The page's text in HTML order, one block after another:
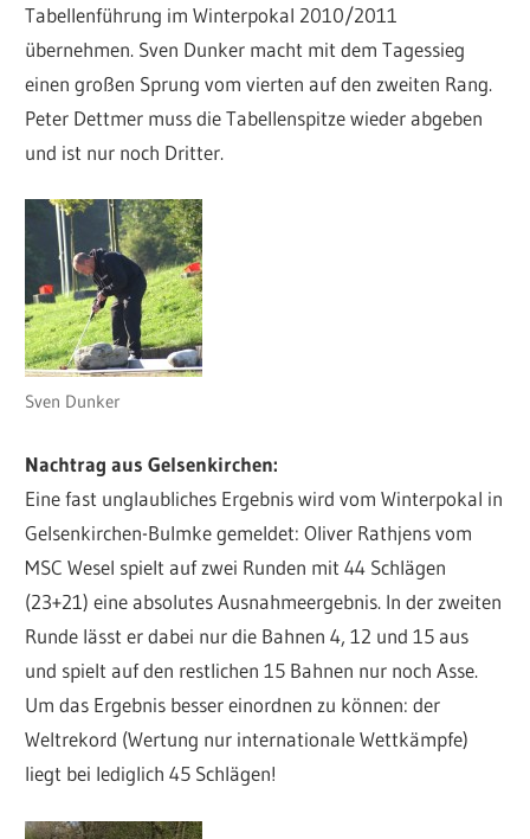
Tabellenführung im Winterpokal 2010/2011
übernehmen. Sven Dunker macht mit dem Tagessieg
einen großen Sprung vom vierten auf den zweiten Rang.
Peter Dettmer muss die Tabellenspitze wieder abgeben
und ist nur noch Dritter.
Sven Dunker
Nachtrag aus Gelsenkirchen:
Eine fast unglaubliches Ergebnis wird vom Winterpokal in
Gelsenkirchen-Bulmke gemeldet: Oliver Rathjens vom
MSC Wesel spielt auf zwei Runden mit 44 Schlägen
(23+21) eine absolutes Ausnahmeergebnis. In der zweiten
Runde lässt er dabei nur die Bahnen 4, 12 und 15 aus
und spielt auf den restlichen 15 Bahnen nur noch Asse.
Um das Ergebnis besser einordnen zu können: der
Weltrekord (Wertung nur internationale Wettkämpfe)
liegt bei lediglich 45 Schlägen!